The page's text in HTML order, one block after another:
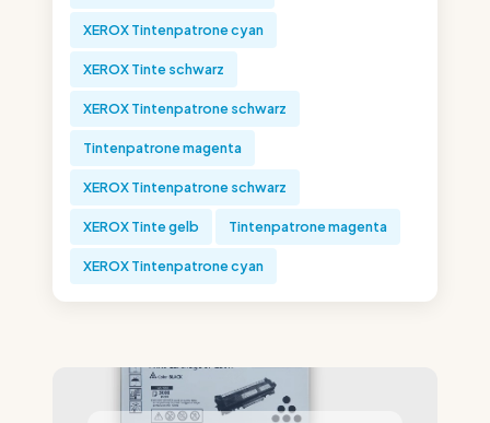
XEROX Tintenpatrone cyan
XEROX Tinte schwarz
XEROX Tintenpatrone schwarz
Tintenpatrone magenta
XEROX Tintenpatrone schwarz
XEROX Tinte gelb Tintenpatrone magenta
XEROX Tintenpatrone cyan